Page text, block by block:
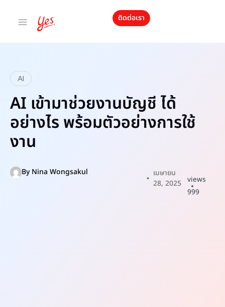
ติดต่อเรา
AI
AI เข้ามาช่วยงานบัญชี ได้
อย่างไร พร้อมตัวอย่างการใช้
งาน
ByNina Wongsakul
เมษายน
28, 2025 views
999